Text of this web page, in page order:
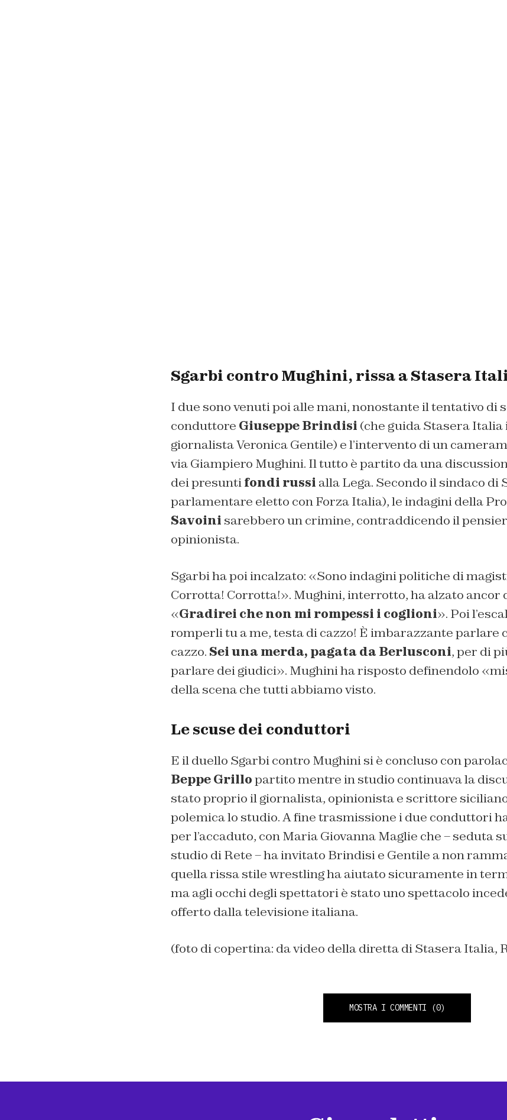
Sgarbi contro Mughini, rissa a Stasera
I due sono venuti poi alle mani, nonostante il tentativo di
conduttore Giuseppe Brindisi (che guida Stasera Italia
giornalista Veronica Gentile) e l’intervento di un
via Giampiero Mughini. Il tutto è partito da una
dei presuntifondi russi alla Lega. Secondo il sindaco di
parlamentare eletto con Forza Italia), le indagini della
Savoini sarebbero un crimine, contraddicendo il
opinionista.
Sgarbi ha poi incalzato: «Sono indagini politiche di
Corrotta! Corrotta!». Mughini, interrotto, ha alzato ancor
«Gradirei che non mi rompessi i coglioni». Poi
romperli tu a me, testa di cazzo! È imbarazzante parlare
cazzo. Sei una merda, pagata da Berlusconi, per di
parlare dei giudici». Mughini ha risposto definendolo
della scena che tutti abbiamo visto.
Le scuse dei conduttori
E il duello Sgarbi contro Mughini si è concluso con
Beppe Grillopartito mentre in studio continuava la
stato proprio il giornalista, opinionista e scrittore
polemica lo studio. A fine trasmissione i due conduttori
per l’accaduto, con Maria Giovanna Maglie che – seduta
studio di Rete – ha invitato Brindisi e Gentile a non
quella rissa stile wrestling ha aiutato sicuramente in
ma agli occhi degli spettatori è stato uno spettacolo
offerto dalla televisione italiana.
(foto di copertina: da video della diretta di Stasera Italia,
MOSTRA I COMMENTI (0)